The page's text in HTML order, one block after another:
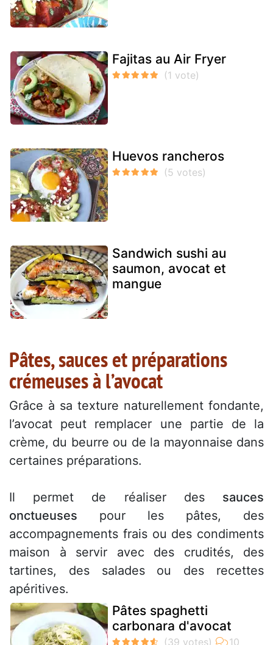
Fajitas au Air Fryer
Huevos rancheros
Sandwich sushi au
saumon, avocat et
mangue
Pâtes, sauces et préparations
crémeuses à l’avocat
Grâce à sa texture naturellement fondante,
l’avocat peut remplacer une partie de la
crème, du beurre ou de la mayonnaise dans
certaines préparations.
Il permet de réaliser des sauces
onctueuses pour les pâtes, des
accompagnements frais ou des condiments
maison à servir avec des crudités, des
tartines, des salades ou des recettes
apéritives.
Pâtes spaghetti
carbonara d'avocat